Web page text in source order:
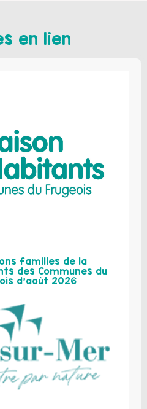
en lien
familles de la
des Communes du
d’août 2026